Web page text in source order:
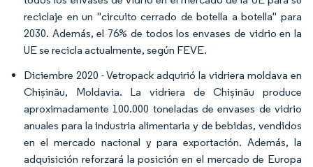
reciclaje en un "circuito cerrado de botella a botella" para
2030. Además, el 76% de todos los envases de vidrio en la
UE se recicla actualmente, según FEVE.
Diciembre 2020 - Vetropack adquirió la vidriera moldava en
Chișinău, Moldavia. La vidriera de Chișinău produce
aproximadamente 100.000 toneladas de envases de vidrio
anuales para la industria alimentaria y de bebidas, vendidos
en el mercado nacional y para exportación. Además, la
adquisición reforzará la posición en el mercado de Europa